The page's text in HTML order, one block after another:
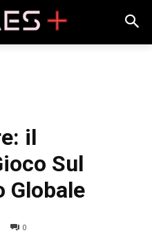
il
Sul
Globale
0